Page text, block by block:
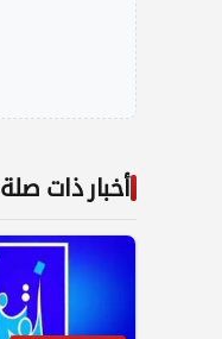
أخبار ذات صلة